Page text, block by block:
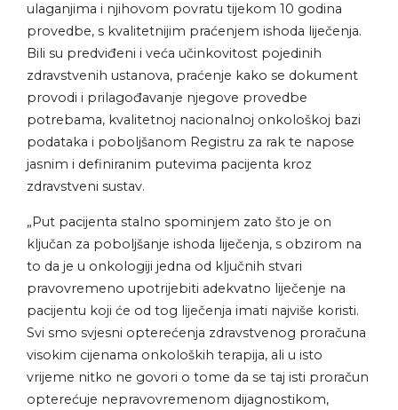
ulaganjima i njihovom povratu tijekom 10 godina
provedbe, s kvalitetnijim praćenjem ishoda liječenja.
Bili su predviđeni i veća učinkovitost pojedinih
zdravstvenih ustanova, praćenje kako se dokument
provodi i prilagođavanje njegove provedbe
potrebama, kvalitetnoj nacionalnoj onkološkoj bazi
podataka i poboljšanom Registru za rak te napose
jasnim i definiranim putevima pacijenta kroz
zdravstveni sustav.
„Put pacijenta stalno spominjem zato što je on
ključan za poboljšanje ishoda liječenja, s obzirom na
to da je u onkologiji jedna od ključnih stvari
pravovremeno upotrijebiti adekvatno liječenje na
pacijentu koji će od tog liječenja imati najviše koristi.
Svi smo svjesni opterećenja zdravstvenog proračuna
visokim cijenama onkoloških terapija, ali u isto
vrijeme nitko ne govori o tome da se taj isti proračun
opterećuje nepravovremenom dijagnostikom,